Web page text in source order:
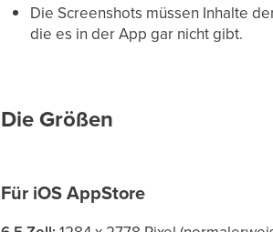
Die Screenshots müssen Inhalte
die es in der App gar nicht gibt.
Die Größen
Für iOS AppStore